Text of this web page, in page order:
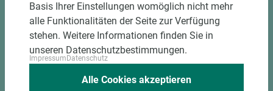
Basis Ihrer Einstellungen womöglich nicht mehr
alle Funktionalitäten der Seite zur Verfügung
stehen. Weitere Informationen finden Sie in
unseren Datenschutzbestimmungen.
Impressum Datenschutz
Alle Cookies akzeptieren